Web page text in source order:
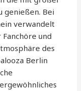
genießen. Bei
verwandelt
und
des
Berlin